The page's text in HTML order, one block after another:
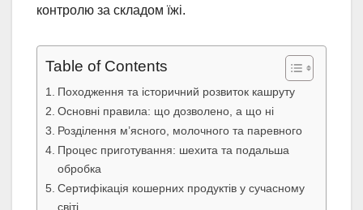
контролю за складом їжі.
Table of Contents
Походження та історичний розвиток кашруту
Основні правила: що дозволено, а що ні
Розділення м’ясного, молочного та паревного
Процес приготування: шехита та подальша
обробка
Сертифікація кошерних продуктів у сучасному
світі